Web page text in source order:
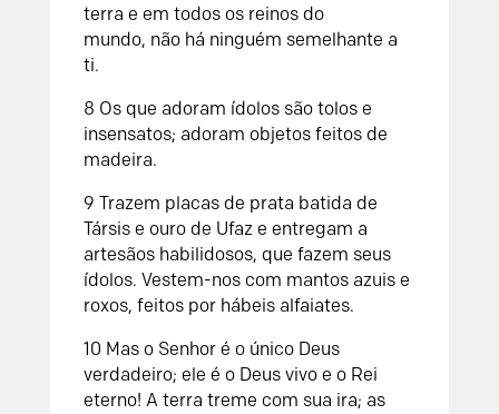
terra e em todos os reinos do
mundo, não há ninguém semelhante a
ti.
8 Os que adoram ídolos são tolos e
insensatos; adoram objetos feitos de
madeira.
9 Trazem placas de prata batida de
Társis e ouro de Ufaz e entregam a
artesãos habilidosos, que fazem seus
ídolos. Vestem-nos com mantos azuis e
roxos, feitos por hábeis alfaiates.
10 Mas o Senhoré o único Deus
verdadeiro; ele é o Deus vivo e o Rei
eterno! A terra treme com sua ira; as